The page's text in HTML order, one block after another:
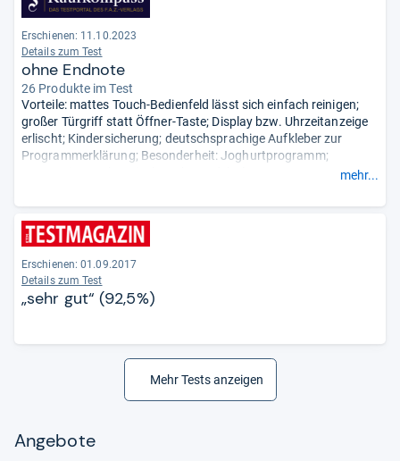
Erschienen: 11.10.2023
Details zum Test
ohne Endnote
26 Produkte im Test
Vorteile: mattes Touch-Bedienfeld lässt sich einfach reinigen;
großer Türgriff statt Öffner-Taste; Display bzw. Uhrzeitanzeige
erlischt; Kindersicherung; deutschsprachige Aufkleber zur
Programmerklärung; Besonderheit: Joghurtprogramm;
Nachteile: verschachtelte Programmwahl schwer verständlich;
blasse, trockene Grillergebnisse; Türgeräusch sehr
laut.- Zusammengefasst durch unsere Redaktion.
mehr...
Erschienen: 01.09.2017
Details zum Test
„sehr gut“ (92,5%)
Mehr Tests anzeigen
Angebote